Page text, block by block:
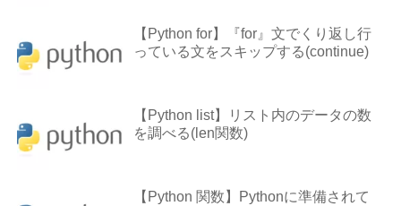
【Python for】『for』文でくり返し行
っている文をスキップする(continue)
【Python list】リスト内のデータの数
を調べる(len関数)
【Python 関数】Pythonに準備されて